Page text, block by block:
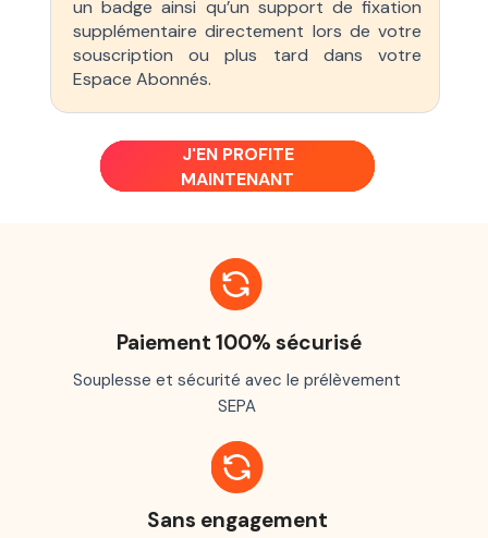
un badge ainsi qu’un support de fixation
supplémentaire directement lors de votre
souscription ou plus tard dans votre
Espace Abonnés.
J'EN PROFITE
MAINTENANT
Sans engagement
Paiement 100% sécurisé
Souplesse et sécurité avec le prélèvement
SEPA